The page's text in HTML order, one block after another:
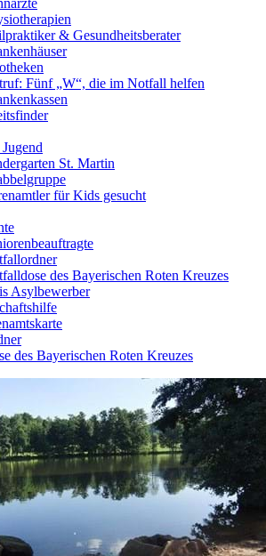
& Gesundheitsberater
Fünf „W“, die im Notfall helfen
St. Martin
für Kids gesucht
des Bayerischen Roten Kreuzes
Asylbewerber
des Bayerischen Roten Kreuzes